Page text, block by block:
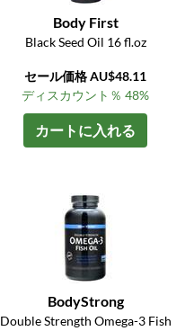
Body First
Black Seed Oil 16 fl.oz
セール価格 AU$48.11
ディスカウント％ 48%
カートに入れる
BodyStrong
Double Strength Omega-3 Fish